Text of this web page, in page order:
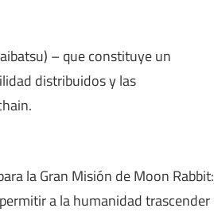
– que constituye un
distribuidos y las
la Gran Misión de Moon Rabbit:
a la humanidad trascender